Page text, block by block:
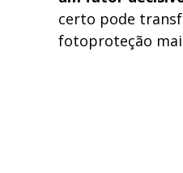
certo pode
fotoproteção